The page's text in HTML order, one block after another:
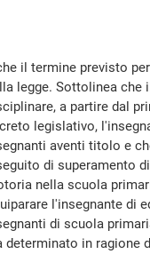
il termine previsto
legge. Sottolinea che
a partire dal
legislativo,
aventi titolo e
di superamento
nella scuola
l'insegnante di
di scuola
determinato in ragione